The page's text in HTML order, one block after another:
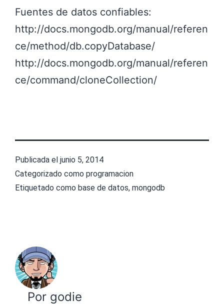
Fuentes de datos confiables:
http://docs.mongodb.org/manual/referen
ce/method/db.copyDatabase/
http://docs.mongodb.org/manual/referen
ce/command/cloneCollection/
Publicada el junio 5, 2014
Categorizado como programacion
Etiquetado como base de datos, mongodb
Por godie